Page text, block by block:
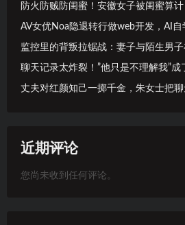
防火防贼防闺蜜！安徽女子被闺蜜算
AV女优Noa隐退转行做web开发，AI
监控里的背叛拉锯战：妻子与陌生男
聊天记录太炸裂！”他只是不理解我”成
丈夫对红颜知己一掷千金，朱女士把
近期评论
您尚未收到任何评论。